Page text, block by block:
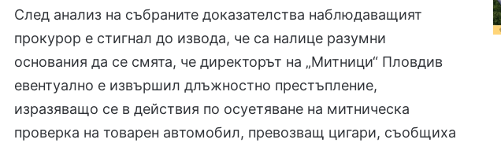
След анализ на събраните доказателства наблюдаващият
прокурор е стигнал до извода, че са налице разумни
основания да се смята, че директорът на „Митници“ Пловдив
евентуално е извършил длъжностно престъпление,
изразяващо се в действия по осуетяване на митническа
проверка на товарен автомобил, превозващ цигари, съобщиха